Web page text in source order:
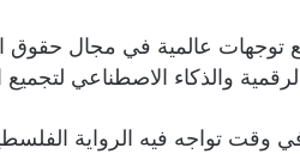
توجهات عالمية في مجال حقوق
والذكاء الاصطناعي
وقت تواجه فيه الرواية